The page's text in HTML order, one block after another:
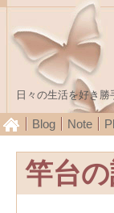
日々の生活を好き
Blog Note
竿台